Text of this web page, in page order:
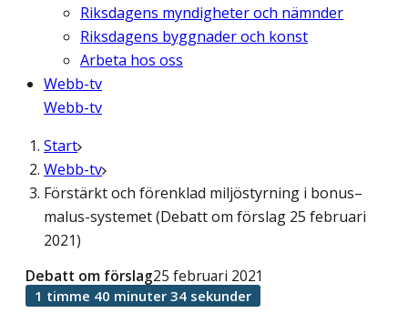
Riksdagens myndigheter och nämnder
Riksdagens byggnader och konst
Arbeta hos oss
Webb-tv
Webb-tv
Start
Webb-tv
Förstärkt och förenklad miljöstyrning i bonus–
malus-systemet (Debatt om förslag 25 februari
2021)
Debatt om förslag25 februari 2021
1 timme 40 minuter 34 sekunder